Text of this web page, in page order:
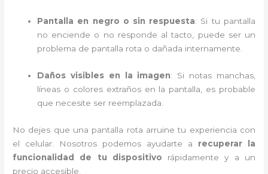
Pantalla en negro o sin respuesta: Si tu pantalla
no enciende o no responde al tacto, puede ser un
problema de pantalla rota o dañada internamente.
Daños visibles en la imagen: Si notas manchas,
líneas o colores extraños en la pantalla, es probable
que necesite ser reemplazada.
No dejes que una pantalla rota arruine tu experiencia con
el celular. Nosotros podemos ayudarte a recuperar la
funcionalidad de tu dispositivo rápidamente y a un
precio accesible.